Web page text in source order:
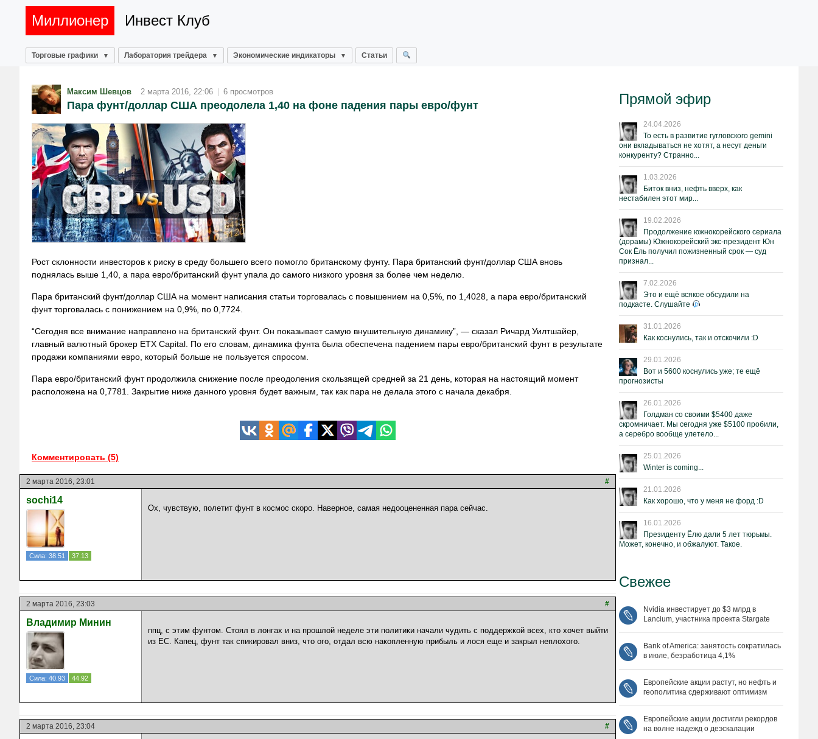
Миллионер Инвест Клуб
Торговые графики Лаборатория трейдера Экономические индикаторы Статьи
Максим Шевцов 2 марта 2016, 22:06 | 6 просмотров
Пара фунт/доллар США преодолела 1,40 на фоне падения пары евро/фунт
Рост склонности инвесторов к риску в среду большего всего помогло британскому фунту. Пара британский фунт/доллар США вновь
поднялась выше 1,40, а пара евро/британский фунт упала до самого низкого уровня за более чем неделю.
Пара британский фунт/доллар США на момент написания статьи торговалась с повышением на 0,5%, по 1,4028, а пара евро/британский
фунт торговалась с понижением на 0,9%, по 0,7724.
“Сегодня все внимание направлено на британский фунт. Он показывает самую внушительную динамику”, — сказал Ричард Уилтшайер,
главный валютный брокер ETX Capital. По его словам, динамика фунта была обеспечена падением пары евро/британский фунт в результате
продажи компаниями евро, который больше не пользуется спросом.
Пара евро/британский фунт продолжила снижение после преодоления скользящей средней за 21 день, которая на настоящий момент
расположена на 0,7781. Закрытие ниже данного уровня будет важным, так как пара не делала этого с начала декабря.
Комментировать (5)
2 марта 2016, 23:01 #
sochi14
Сила: 38.51 37.13
Ох, чувствую, полетит фунт в космос скоро. Наверное, самая недооцененная пара сейчас.
2 марта 2016, 23:03 #
Владимир Минин
Сила: 40.93 44.92
ппц, с этим фунтом. Стоял в лонгах и на прошлой неделе эти политики начали чудить с поддержкой всех, кто хочет выйти
из ЕС. Капец, фунт так спикировал вниз, что ого, отдал всю накопленную прибыль и лося еще и закрыл неплохого.
2 марта 2016, 23:04 #
Прямой эфир
24.04.2026
То есть в развитие гугловского gemini
они вкладываться не хотят, а несут деньги
конкуренту? Странно...
1.03.2026
Биток вниз, нефть вверх, как
нестабилен этот мир...
19.02.2026
Продолжение южнокорейского сериала
(дорамы) Южнокорейский экс-президент Юн
Сок Ёль получил пожизненный срок — суд
признал...
7.02.2026
Это и ещё всякое обсудили на
подкасте. Слушайте
31.01.2026
Как коснулись, так и отскочили :D
29.01.2026
Вот и 5600 коснулись уже; те ещё
прогнозисты
26.01.2026
Голдман со своими $5400 даже
скромничает. Мы сегодня уже $5100 пробили,
а серебро вообще улетело...
25.01.2026
Winter is coming...
21.01.2026
Как хорошо, что у меня не форд :D
16.01.2026
Президенту Ёлю дали 5 лет тюрьмы.
Может, конечно, и обжалуют. Такое.
Свежее
Nvidia инвестирует до $3 млрд в
Lancium, участника проекта Stargate
Bank of America: занятость сократилась
в июле, безработица 4,1%
Европейские акции растут, но нефть и
геополитика сдерживают оптимизм
Европейские акции достигли рекордов
на волне надежд о деэскалации